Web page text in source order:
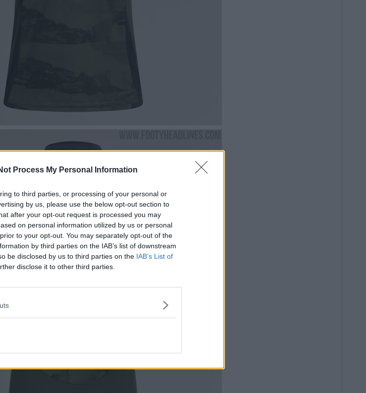
Process My Personal Information
to third parties, or processing of your personal or
by us, please use the below opt-out section to
after your opt-out request is processed you may
on personal information utilized by us or personal
to your opt-out. You may separately opt-out of the
by third parties on the IAB’s list of downstream
be disclosed by us to third parties on the IAB’s List of
disclose it to other third parties.